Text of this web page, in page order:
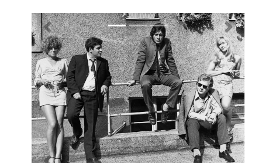
Zurück Weiter